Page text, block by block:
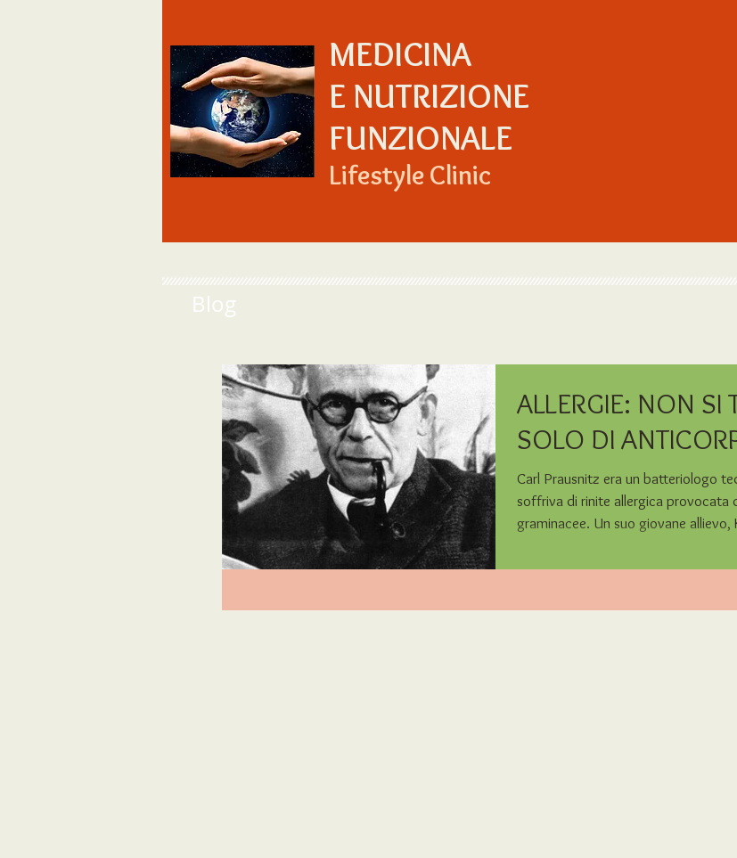
MEDICINA
E NUTRIZIONE
FUNZIONALE
Lifestyle Clinic
Blog
ALLERGIE: NON SI
SOLO DI
Carl Prausnitz era un batteriologo
soffriva di rinite allergica provocata
graminacee. Un suo giovane allievo,